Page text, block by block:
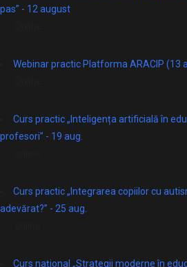
pas” - 12 august
Webinar practic Platforma ARACIP (13
Curs practic „Inteligența artificială în
profesori” - 19 aug.
Curs practic „Integrarea copiilor cu
adevărat?” - 25 aug.
Curs național „Strategii moderne în